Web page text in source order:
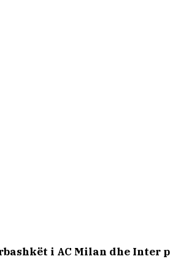
i AC Milan dhe Inter